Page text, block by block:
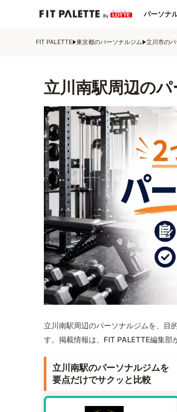
パーソナ
FIT PALETTE 東京都のパーソナルジム 立川市の
立川南駅周辺の
立川南駅周辺のパーソナルジムを、目
す。掲載情報は、FIT PALETTE編集部
立川南駅のパーソナルジムを
要点だけでサクッと比較